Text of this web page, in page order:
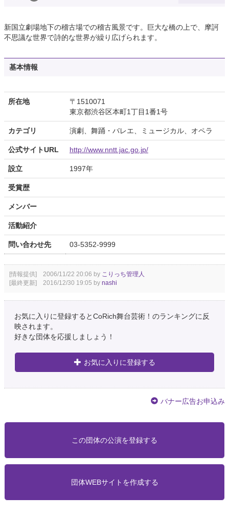
新国立劇場地下の稽古場での稽古風景です。巨大な橋の上で、摩訶
不思議な世界で詩的な世界が繰り広げられます。
基本情報
所在地
〒1510071
東京都渋谷区本町1丁目1番1号
カテゴリ 演劇、舞踊・バレエ、ミュージカル、オペラ
公式サイトURL http://www.nntt.jac.go.jp/
設立 1997年
受賞歴
メンバー
活動紹介
問い合わせ先 03-5352-9999
[情報提供] 2006/11/22 20:06 by こりっち管理人
[最終更新] 2016/12/30 19:05 by nashi
お気に入りに登録するとCoRich舞台芸術！のランキングに反
映されます。
好きな団体を応援しましょう！
お気に入りに登録する
バナー広告お申込み
この団体の公演を登録する
団体WEBサイトを作成する